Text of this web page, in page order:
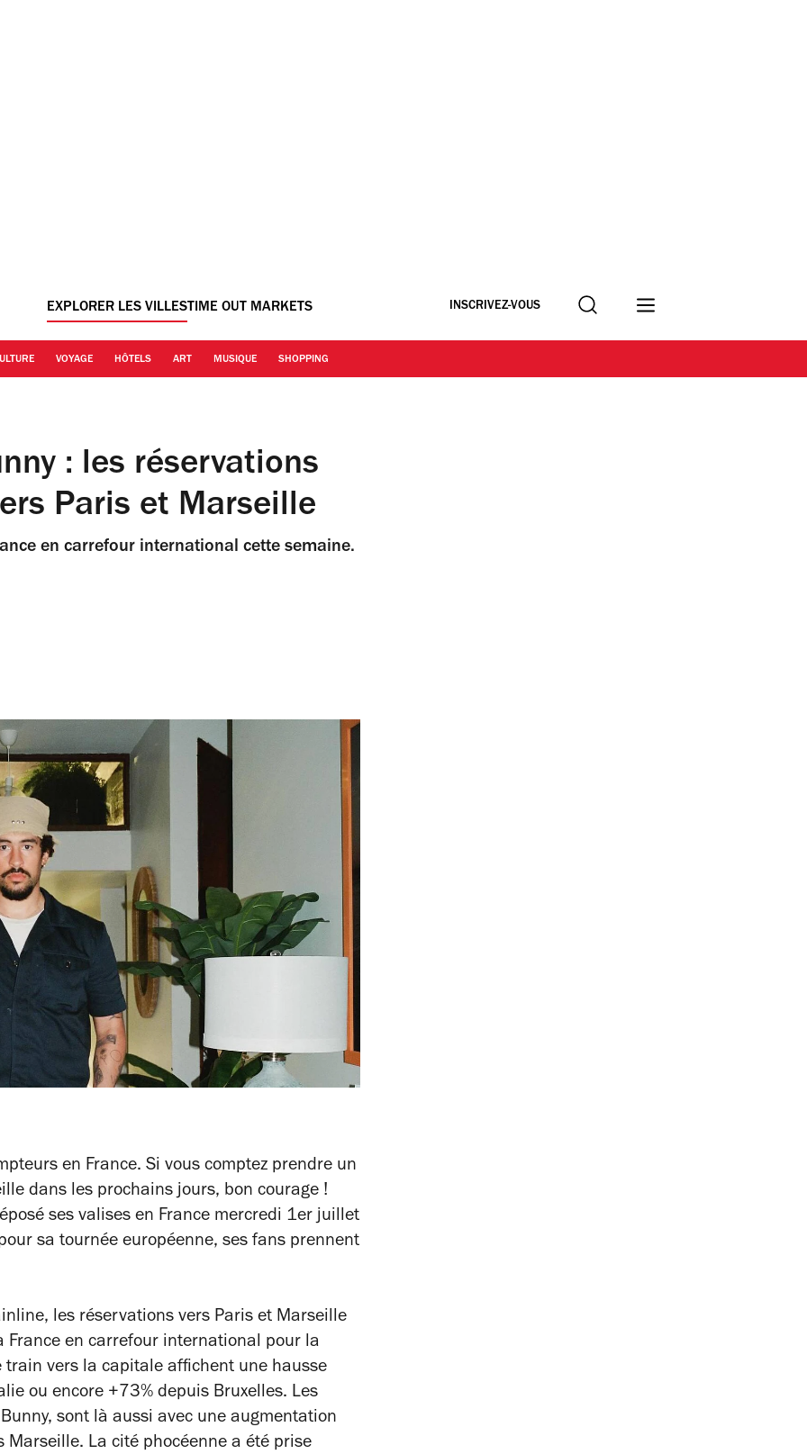
EXPLORER LES VILLESTIME OUT MARKETS INSCRIVEZ-VOUS Recherche
VOYAGE HÔTELS ART MUSIQUE SHOPPING
: les réservations
Paris et Marseille
en carrefour international cette semaine.
en France. Si vous comptez prendre un
dans les prochains jours, bon courage !
ses valises en France mercredi 1er juillet
sa tournée européenne, ses fans prennent
les réservations vers Paris et Marseille
en carrefour international pour la
vers la capitale affichent une hausse
ou encore +73% depuis Bruxelles. Les
sont là aussi avec une augmentation
La cité phocéenne a été prise